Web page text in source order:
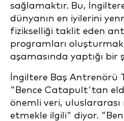
sağlamaktır. Bu,
dünyanın en iyilerini
fizikselliği taklit eden
programları oluşturmak
aşamasında yaptığı bir
İngiltere Baş Antrenörü
"Bence Catapult'tan
önemli veri,
etmekle ilgili" diyor.